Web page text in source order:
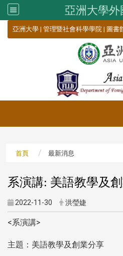
亞洲大學
亞洲大學 | 管理暨社會科學學院 | 圖書
首頁 最新消息
系演講: 美語教學及
2022-11-30 洪瑩婕
<系演講>
主題：美語教學及創業分享